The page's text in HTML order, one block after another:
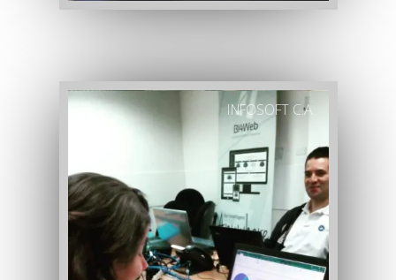
INFOSOFT C.A.